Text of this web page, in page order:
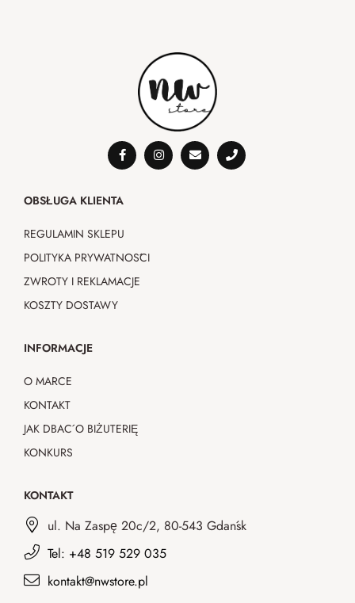
OBSŁUGA KLIENTA
REGULAMIN SKLEPU
POLITYKA PRYWATNOŚCI
ZWROTY I REKLAMACJE
KOSZTY DOSTAWY
INFORMACJE
O MARCE
KONTAKT
JAK DBAĆ O BIŻUTERIĘ
KONKURS
KONTAKT
ul. Na Zaspę 20c/2, 80-543 Gdańsk
Tel: +48 519 529 035
kontakt@nwstore.pl